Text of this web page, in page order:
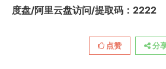
度盘/阿里云盘访问/提取码：2222
点赞 分